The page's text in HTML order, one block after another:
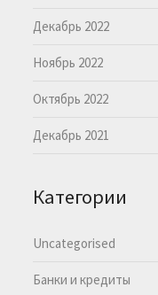
Декабрь 2022
Ноябрь 2022
Октябрь 2022
Декабрь 2021
Категории
Uncategorised
Банки и кредиты